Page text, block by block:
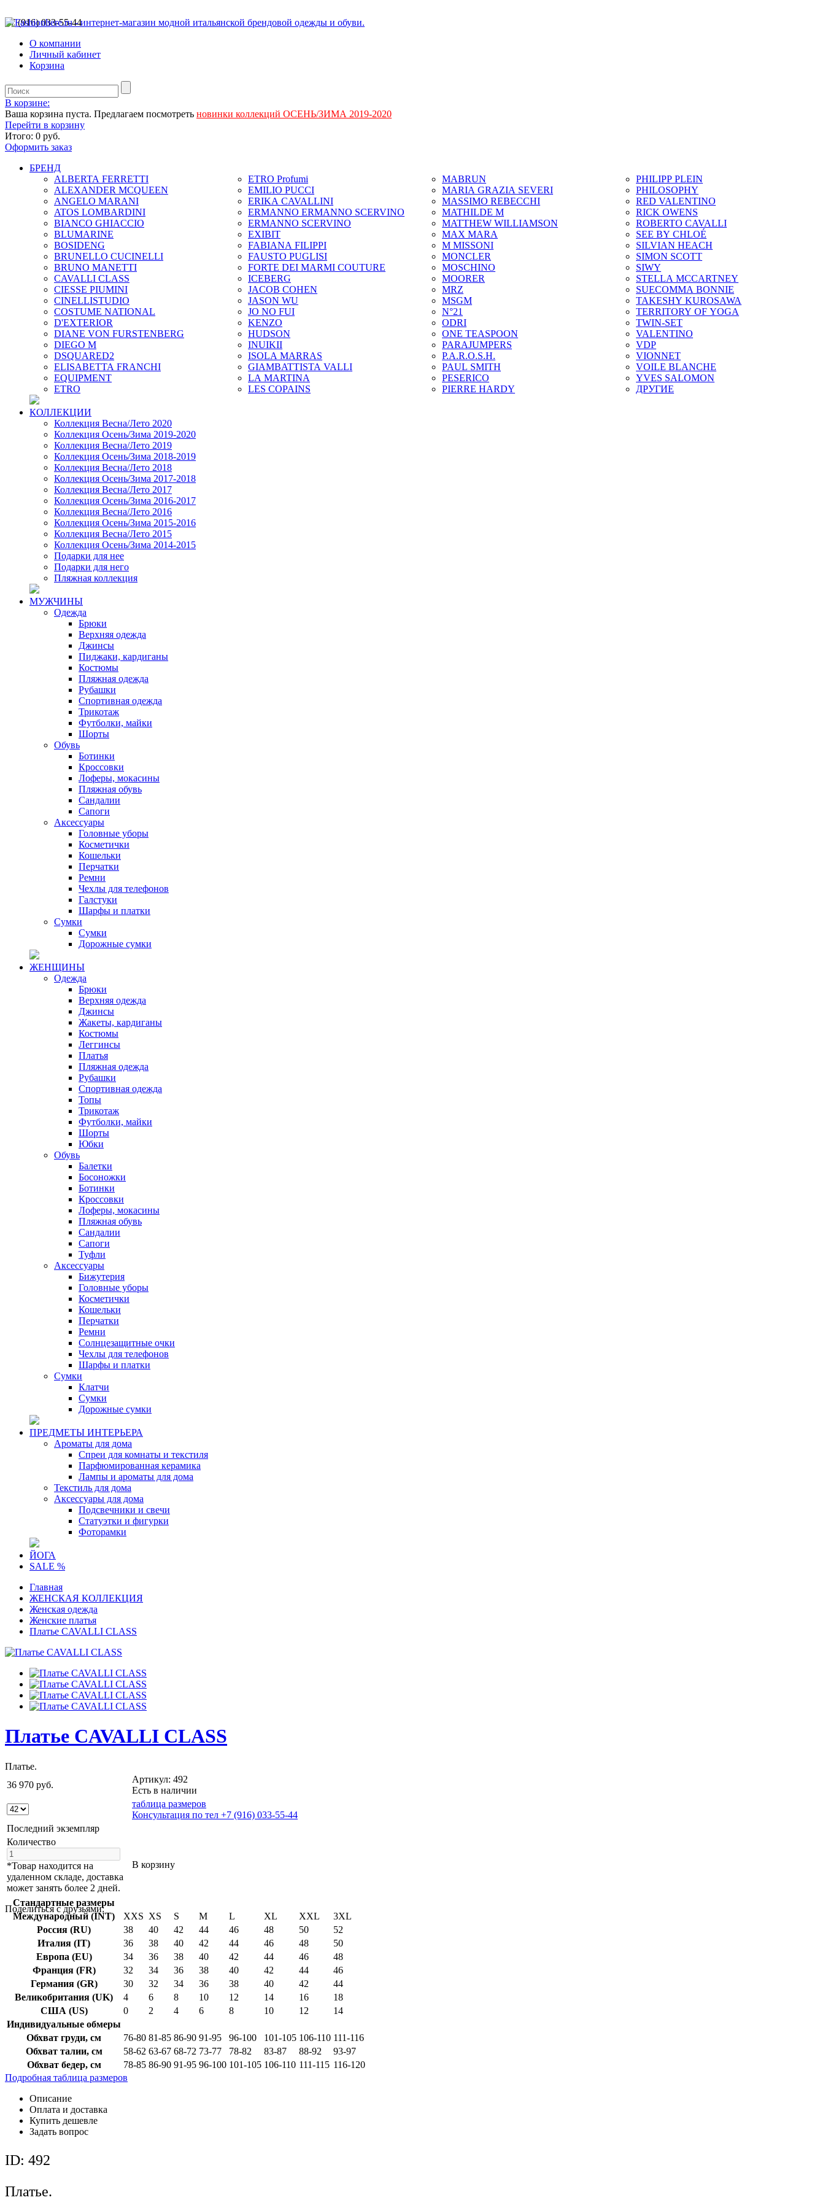
+7 (916) 033-55-44
О компании
Личный кабинет
Корзина
В корзине:
Ваша корзина пуста. Предлагаем посмотреть новинки коллекций ОСЕНЬ/ЗИМА 2019-2020
Перейти в корзину
Итого: 0 руб.
Оформить заказ
БРЕНД
ALBERTA FERRETTI
ALEXANDER MCQUEEN
ANGELO MARANI
ATOS LOMBARDINI
BIANCO GHIACCIO
BLUMARINE
BOSIDENG
BRUNELLO CUCINELLI
BRUNO MANETTI
CAVALLI CLASS
CIESSE PIUMINI
CINELLISTUDIO
COSTUME NATIONAL
D'EXTERIOR
DIANE VON FURSTENBERG
DIEGO M
DSQUARED2
ELISABETTA FRANCHI
EQUIPMENT
ETRO
ETRO Profumi
EMILIO PUCCI
ERIKA CAVALLINI
ERMANNO ERMANNO SCERVINO
ERMANNO SCERVINO
EXIBIT
FABIANA FILIPPI
FAUSTO PUGLISI
FORTE DEI MARMI COUTURE
ICEBERG
JACOB COHEN
JASON WU
JO NO FUI
KENZO
HUDSON
INUIKII
ISOLA MARRAS
GIAMBATTISTA VALLI
LA MARTINA
LES COPAINS
MABRUN
MARIA GRAZIA SEVERI
MASSIMO REBECCHI
MATHILDE M
MATTHEW WILLIAMSON
MAX MARA
M MISSONI
MONCLER
MOSCHINO
MOORER
MRZ
MSGM
N°21
ODRI
ONE TEASPOON
PARAJUMPERS
P.A.R.O.S.H.
PAUL SMITH
PESERICO
PIERRE HARDY
PHILIPP PLEIN
PHILOSOPHY
RED VALENTINO
RICK OWENS
ROBERTO CAVALLI
SEE BY CHLOÉ
SILVIAN HEACH
SIMON SCOTT
SIWY
STELLA MCCARTNEY
SUECOMMA BONNIE
TAKESHY KUROSAWA
TERRITORY OF YOGA
TWIN-SET
VALENTINO
VDP
VIONNET
VOILE BLANCHE
YVES SALOMON
ДРУГИЕ
КОЛЛЕКЦИИ
Коллекция Весна/Лето 2020
Коллекция Осень/Зима 2019-2020
Коллекция Весна/Лето 2019
Коллекция Осень/Зима 2018-2019
Коллекция Весна/Лето 2018
Коллекция Осень/Зима 2017-2018
Коллекция Весна/Лето 2017
Коллекция Осень/Зима 2016-2017
Коллекция Весна/Лето 2016
Коллекция Осень/Зима 2015-2016
Коллекция Весна/Лето 2015
Коллекция Осень/Зима 2014-2015
Подарки для нее
Подарки для него
Пляжная коллекция
МУЖЧИНЫ
Одежда
Брюки
Верхняя одежда
Джинсы
Пиджаки, кардиганы
Костюмы
Пляжная одежда
Рубашки
Спортивная одежда
Трикотаж
Футболки, майки
Шорты
Обувь
Ботинки
Кроссовки
Лоферы, мокасины
Пляжная обувь
Сандалии
Сапоги
Аксессуары
Головные уборы
Косметички
Кошельки
Перчатки
Ремни
Чехлы для телефонов
Галстуки
Шарфы и платки
Сумки
Сумки
Дорожные сумки
ЖЕНЩИНЫ
Одежда
Брюки
Верхняя одежда
Джинсы
Жакеты, кардиганы
Костюмы
Леггинсы
Платья
Пляжная одежда
Рубашки
Спортивная одежда
Топы
Трикотаж
Футболки, майки
Шорты
Юбки
Обувь
Балетки
Босоножки
Ботинки
Кроссовки
Лоферы, мокасины
Пляжная обувь
Сандалии
Сапоги
Туфли
Аксессуары
Бижутерия
Головные уборы
Косметички
Кошельки
Перчатки
Ремни
Солнцезащитные очки
Чехлы для телефонов
Шарфы и платки
Сумки
Клатчи
Сумки
Дорожные сумки
ПРЕДМЕТЫ ИНТЕРЬЕРА
Ароматы для дома
Спреи для комнаты и текстиля
Парфюмированная керамика
Лампы и ароматы для дома
Текстиль для дома
Аксессуары для дома
Подсвечники и свечи
Статуэтки и фигурки
Фоторамки
ЙОГА
SALE %
Главная
ЖЕНСКАЯ КОЛЛЕКЦИЯ
Женская одежда
Женские платья
Платье CAVALLI CLASS
Платье CAVALLI CLASS
Платье.
36 970 руб.
Артикул: 492
Есть в наличии
таблица размеров
Консультация по тел +7 (916) 033-55-44
Последний экземпляр
Количество
*Товар находится на
удаленном складе, доставка
может занять более 2 дней.
В корзину
Поделиться с друзьями:
Стандартные размеры
Международный (INT)
XXS XS S M L XL XXL
3XL
Россия (RU)
38 40 42 44 46 48 50
52
Италия (IT)
36 38 40 42 44 46 48
50
Европа (EU)
34 36 38 40 42 44 46
48
Франция (FR)
32 34 36 38 40 42 44
46
Германия (GR)
30 32 34 36 38 40 42
44
Великобритания (UK)
4 6 8 10 12 14 16
18
США (US)
0 2 4 6 8 10 12
14
Индивидуальные обмеры
Обхват груди, см
76-80 81-85 86-90 91-95 96-100 101-105 106-110 111-116
Обхват талии, см
58-62 63-67 68-72 73-77 78-82 83-87 88-92
93-97
Обхват бедер, см
78-85 86-90 91-95 96-100 101-105 106-110 111-115 116-120
Подробная таблица размеров
Описание
Оплата и доставка
Купить дешевле
Задать вопрос
ID: 492
Платье.